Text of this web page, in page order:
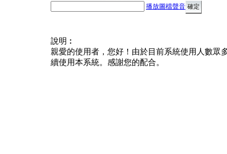
播放圖檔聲音
說明︰
親愛的使用者，您好！由於目前系統使用人數眾
續使用本系統。感謝您的配合。